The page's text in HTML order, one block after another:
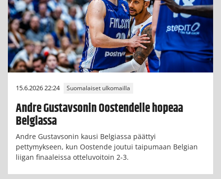
15.6.2026 22:24 Suomalaiset ulkomailla
Andre Gustavsonin Oostendelle hopeaa
Belgiassa
Andre Gustavsonin kausi Belgiassa päättyi
pettymykseen, kun Oostende joutui taipumaan Belgian
liigan finaaleissa otteluvoitoin 2-3.